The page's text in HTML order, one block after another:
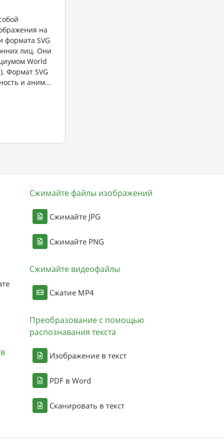
на
формата SVG
лиц. Они
World
Формат SVG
и аним...
Сжимайте файлы изображений
Сжимайте JPG
Сжимайте PNG
Сжимайте видеофайлы
Сжатие MP4
Преобразование с помощью
распознавания текста
Изображение в текст
PDF в Word
Сканировать в текст